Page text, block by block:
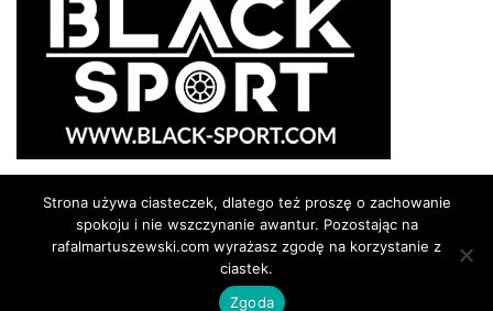
rafalmartuszewski.com | © Prawa autorskie
kontakt@rafalmartuszewski.com
Strona używa ciasteczek, dlatego też proszę o zachowanie
spokoju i nie wszczynanie awantur. Pozostając na
rafalmartuszewski.com wyrażasz zgodę na korzystanie z
ciastek.
Zgoda